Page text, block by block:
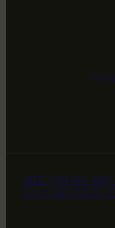
НАШ
ЗВЕЗДНЫЕ
НАШ МИР ВЧЕРА